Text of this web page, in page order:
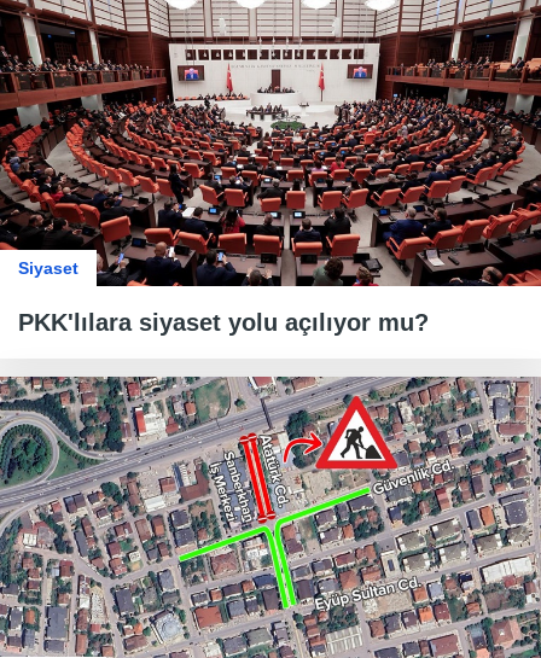
Siyaset
PKK'lılara siyaset yolu açılıyor mu?